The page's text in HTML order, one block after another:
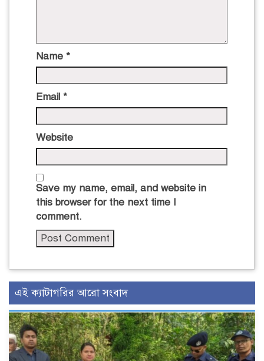
Name *
Email *
Website
Save my name, email, and website in
this browser for the next time I
comment.
এই ক্যাটাগরির আরো সংবাদ